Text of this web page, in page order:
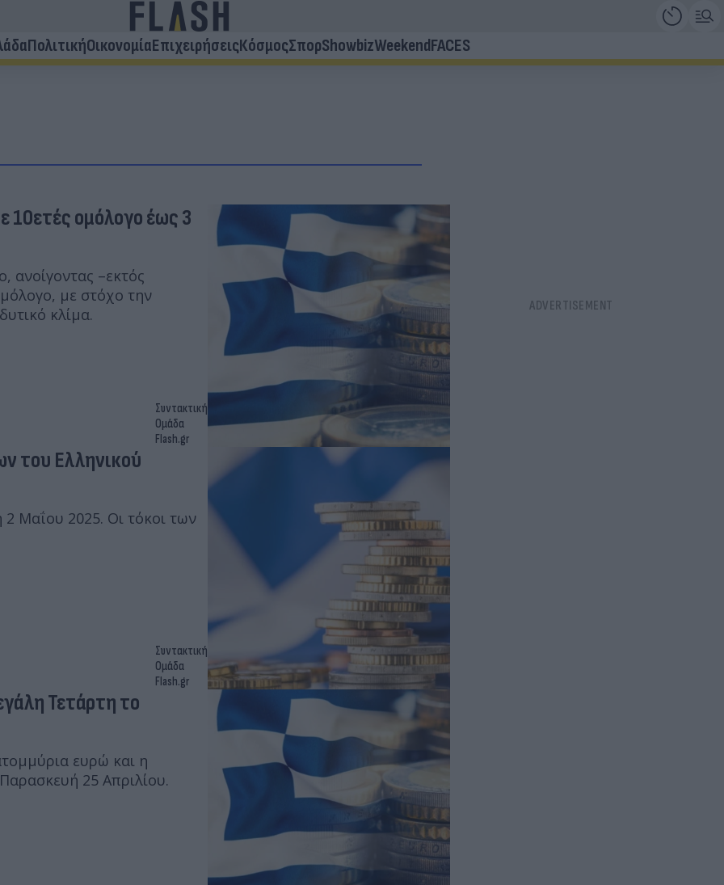
ΠολιτικήΟικονομίαΕπιχειρήσειςΚόσμοςΣπορShowbizWeekendFACES
10ετές ομόλογο έως 3
ανοίγοντας –εκτός
με στόχο την
κλίμα.
Συντακτική
Ομάδα
Flash.gr
του Ελληνικού
Μαΐου 2025. Οι τόκοι των
Συντακτική
Ομάδα
Flash.gr
Τετάρτη το
ευρώ και η
25 Απριλίου.